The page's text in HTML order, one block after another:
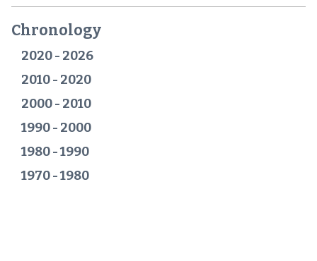
Chronology
2020 - 2026
2010 - 2020
2000 - 2010
1990 - 2000
1980 - 1990
1970 - 1980